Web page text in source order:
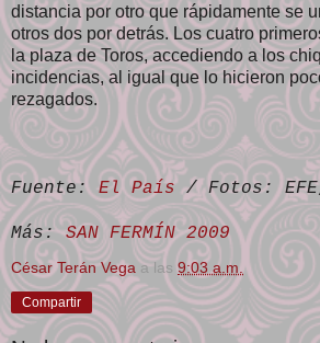
distancia por otro que rápidamente se
otros dos por detrás. Los cuatro
la plaza de Toros, accediendo a los
incidencias, al igual que lo hicieron
rezagados.
Fuente:El País/ Fotos: EFE,
Más:SAN FERMÍN 2009
César Terán Vega a las 9:03 a.m.
Compartir